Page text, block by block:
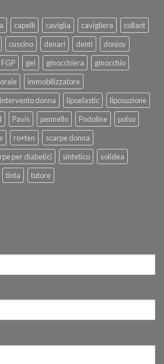
capelli caviglia cavigliera
collant
cuscino denari denti
donjoy
FGP gel ginocchiera
ginocchio
immobilizzatore
intervento donna lipoelastic
liposuzione
Pavis pennello Podoline
polso
ro+ten
scarpe donna
per diabetici sintetico
solidea
tinta tutore